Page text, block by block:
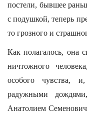
постели, бывшее
с подушкой, теперь
то грозного и
Как полагалось, она
ничтожного
особого чувства,
радужными
Анатолием